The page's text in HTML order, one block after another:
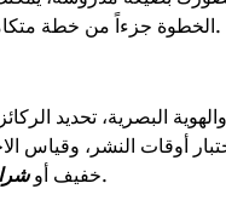
الخطوة جزءاً من خطة متكاملة تُبرز أفضل ما لديك وتحوّل الاهتمام إلى روابط حقيقية مع جمهورك.
خفيف أومحسوب، ثم إعادة ضبط خوارزمية المحتوى بناءً على النتائج.